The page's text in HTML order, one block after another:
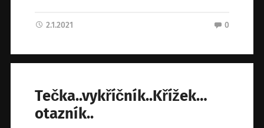
2.1.2021 0
Tečka..vykříčník..Křížek…
otazník..